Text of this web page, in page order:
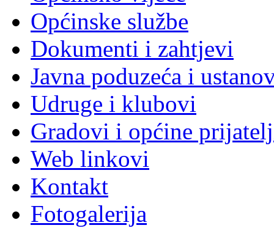
Općinske službe
Dokumenti i zahtjevi
Javna poduzeća i
Udruge i klubovi
Gradovi i općine
Web linkovi
Kontakt
Fotogalerija